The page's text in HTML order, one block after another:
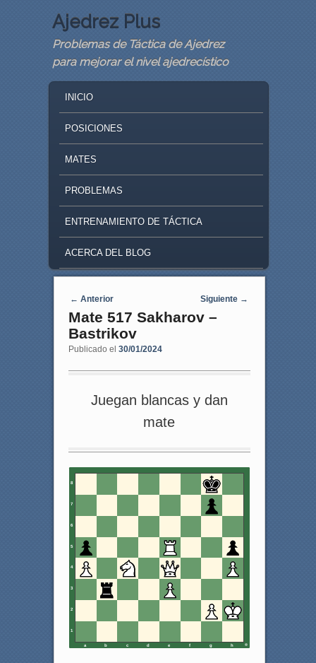
Ajedrez Plus
Problemas de Táctica de Ajedrez
para mejorar el nivel ajedrecístico
SKIP TO PRIMARY CONTENT
SKIP TO SECONDARY CONTENT
INICIO
POSICIONES
MATES
PROBLEMAS
ENTRENAMIENTO DE TÁCTICA
ACERCA DEL BLOG
Navegaci�n de entradas
← Anterior Siguiente →
Mate 517 Sakharov –
Bastrikov
Publicado el 30/01/2024
Juegan blancas y dan
mate
8
7
6
5
4
3
2
1
a b c d e f g h